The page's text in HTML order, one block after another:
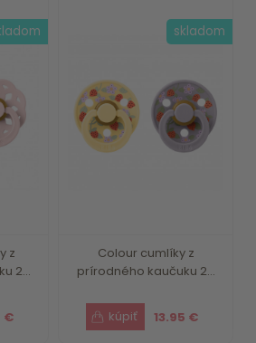
z
2...
€
Colour cumlíky z
prírodného kaučuku 2...
13.95 €
skladom